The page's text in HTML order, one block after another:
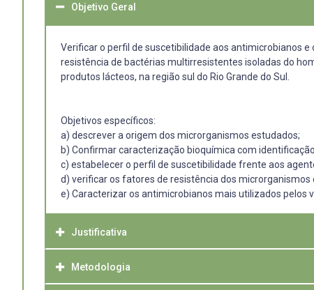
Objetivo Geral
Verificar o perfil de suscetibilidade aos antimicrobianos e
resistência de bactérias multirresistentes isoladas do
produtos lácteos, na região sul do Rio Grande do Sul.
Objetivos específicos:
a) descrever a origem dos microrganismos estudados;
b) Confirmar caracterização bioquímica com
c) estabelecer o perfil de suscetibilidade frente aos
d) verificar os fatores de resistência dos microrganismos
e) Caracterizar os antimicrobianos mais utilizados pelos
Justificativa
Em uma determinada região geográfica, o sul do Rio
isolados em hospitais humanos Staphylococcus aureus
Metodologia